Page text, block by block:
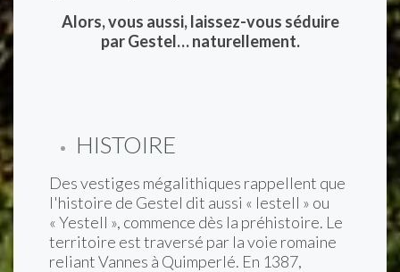
Alors, vous aussi, laissez-vous séduire
par Gestel… naturellement.
HISTOIRE
Des vestiges mégalithiques rappellent que
l'histoire de Gestel dit aussi « Iestell » ou
« Yestell », commence dès la préhistoire. Le
territoire est traversé par la voie romaine
reliant Vannes à Quimperlé. En 1387,